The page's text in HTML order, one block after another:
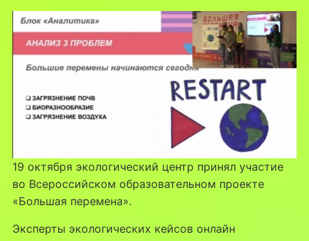
19 октября экологический центр принял участие
во Всероссийском образовательном проекте
«Большая перемена».
Эксперты экологических кейсов онлайн